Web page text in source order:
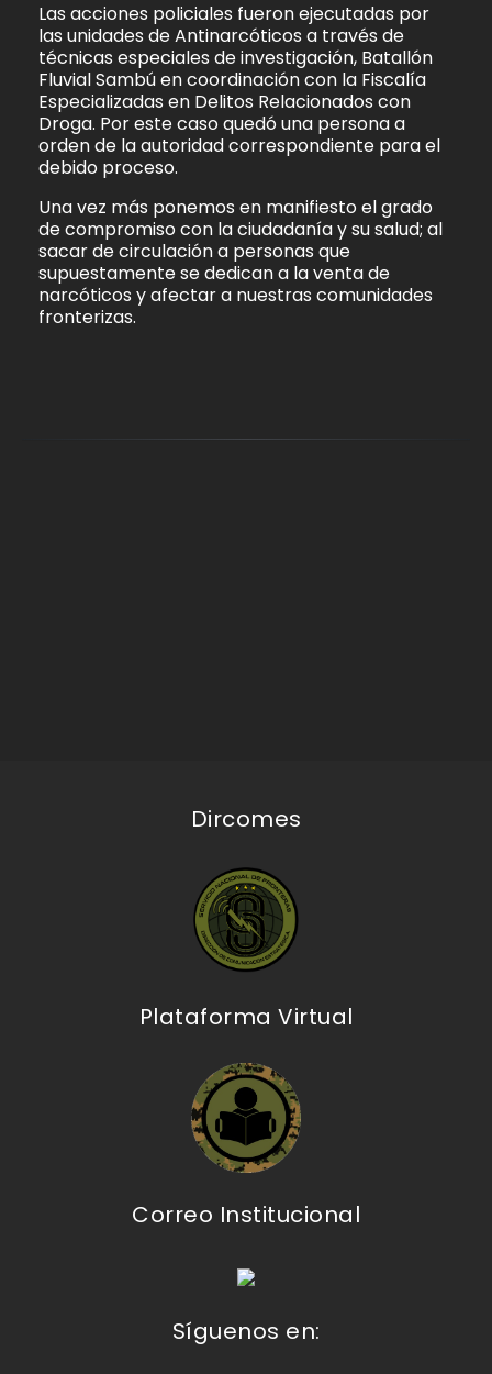
Las acciones policiales fueron ejecutadas por
las unidades de Antinarcóticos a través de
técnicas especiales de investigación, Batallón
Fluvial Sambú en coordinación con la Fiscalía
Especializadas en Delitos Relacionados con
Droga. Por este caso quedó una persona a
orden de la autoridad correspondiente para el
debido proceso.
Una vez más ponemos en manifiesto el grado
de compromiso con la ciudadanía y su salud; al
sacar de circulación a personas que
supuestamente se dedican a la venta de
narcóticos y afectar a nuestras comunidades
fronterizas.
Dircomes
Plataforma Virtual
Correo Institucional
Síguenos en: